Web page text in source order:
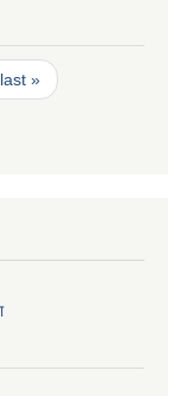
last »